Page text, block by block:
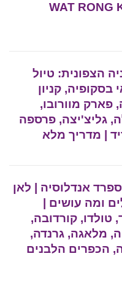
WAT RONG
הצפונית: טיול
בסקופיה, קניון
פארק מוורובו,
גליצ'יצה, פרספה
| מדריך מלא
אנדלוסיה | לאן
ומה עושים |
טולדו, קורדובה,
מלאגה, גרנדה,
הכפרים הלבנים